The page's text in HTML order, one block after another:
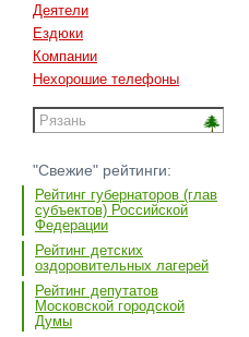
Деятели
Ездюки
Компании
Нехорошие телефоны
"Свежие" рейтинги:
Рейтинг губернаторов (глав
субъектов) Российской
Федерации
Рейтинг детских
оздоровительных лагерей
Рейтинг депутатов
Московской городской
Думы